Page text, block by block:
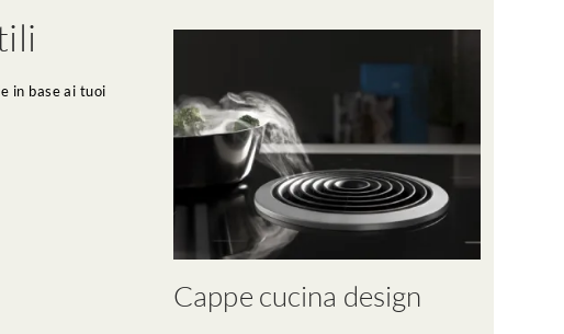
in base ai tuoi
Cappe cucina design